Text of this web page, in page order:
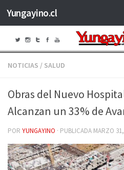
Saltar al contenido
Yungayino.cl
NOTICIAS / SALUD
Obras del Nuevo
Alcanzan un 33% de
POR YUNGAYINO · PUBLICADA MARZO